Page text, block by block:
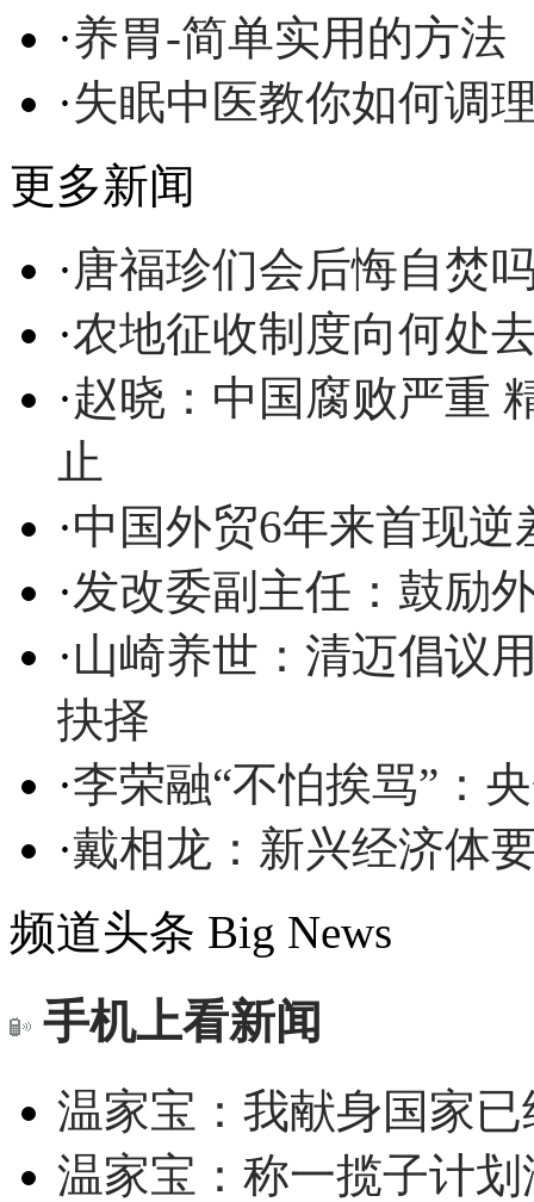
·养胃-简单实用的方法
·失眠中医教你如何调
更多新闻
·唐福珍们会后悔自焚
·农地征收制度向何处
·赵晓：中国腐败严重
止
·中国外贸6年来首现
·发改委副主任：鼓励
·山崎养世：清迈倡议
抉择
·李荣融“不怕挨骂”：
·戴相龙：新兴经济体
频道头条 Big News
手机上看新闻
温家宝：我献身国家
温家宝：称一揽子计